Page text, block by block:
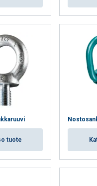
tuote
Luokittelemattomat
HYVÄKSY KAIKKI
HYLKÄÄ KAIKKI